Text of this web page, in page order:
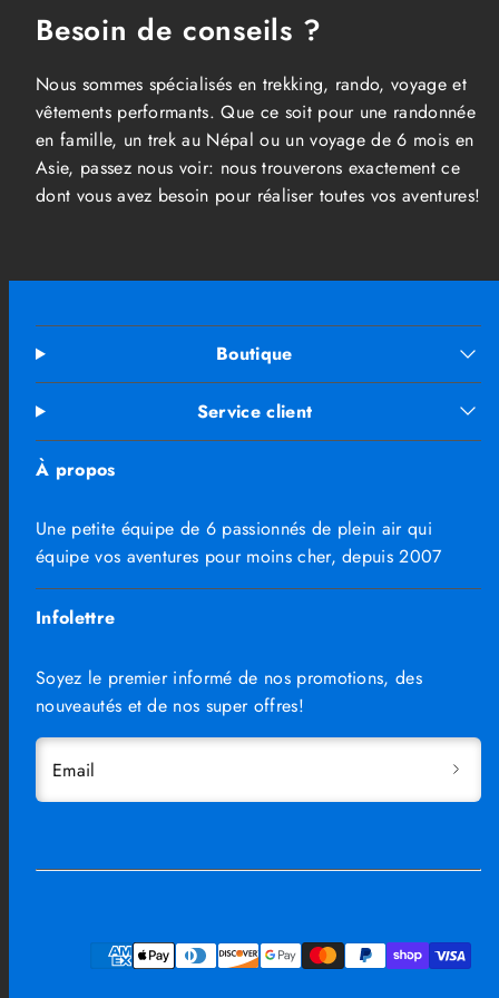
Besoin de conseils ?
Nous sommes spécialisés en trekking, rando, voyage et
vêtements performants. Que ce soit pour une randonnée
en famille, un trek au Népal ou un voyage de 6 mois en
Asie, passez nous voir: nous trouverons exactement ce
dont vous avez besoin pour réaliser toutes vos aventures!
Boutique
Service client
À propos
Une petite équipe de 6 passionnés de plein air qui
équipe vos aventures pour moins cher, depuis 2007
Infolettre
Soyez le premier informé de nos promotions, des
nouveautés et de nos super offres!
Email
Moyens
Facebook
Instagram